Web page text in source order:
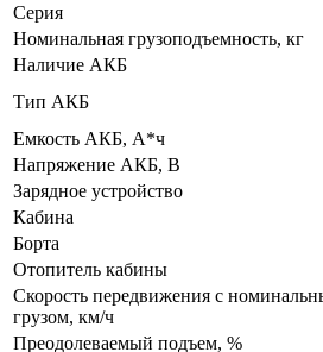
Серия
Номинальная грузоподъемность, кг
Наличие АКБ
Тип АКБ
Емкость АКБ, А*ч
Напряжение АКБ, В
Зарядное устройство
Кабина
Борта
Отопитель кабины
Скорость передвижения с
грузом, км/ч
Преодолеваемый подъем, %